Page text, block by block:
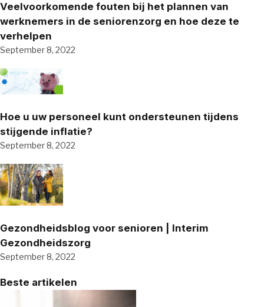
Veelvoorkomende fouten bij het plannen van
werknemers in de seniorenzorg en hoe deze te
verhelpen
September 8, 2022
Hoe u uw personeel kunt ondersteunen tijdens
stijgende inflatie?
September 8, 2022
Gezondheidsblog voor senioren | Interim
Gezondheidszorg
September 8, 2022
Beste artikelen